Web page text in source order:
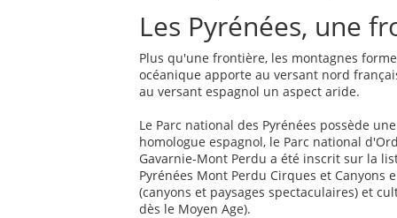
Les Pyrénées, une
Plus qu'une frontière, les montagnes
océanique apporte au versant nord
au versant espagnol un aspect aride.
Le Parc national des Pyrénées possède
homologue espagnol, le Parc national
Gavarnie-Mont Perdu a été inscrit sur la
Pyrénées Mont Perdu Cirques et
(canyons et paysages spectaculaires) et
dès le Moyen Age).